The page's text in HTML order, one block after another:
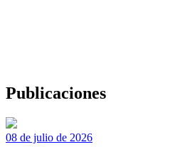
Publicaciones
08 de julio de 2026